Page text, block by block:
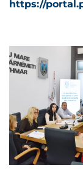
https://